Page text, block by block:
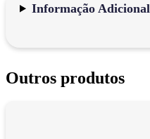
Informação Adicional
Outros produtos